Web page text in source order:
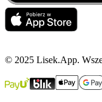
© 2025 Lisek.App.